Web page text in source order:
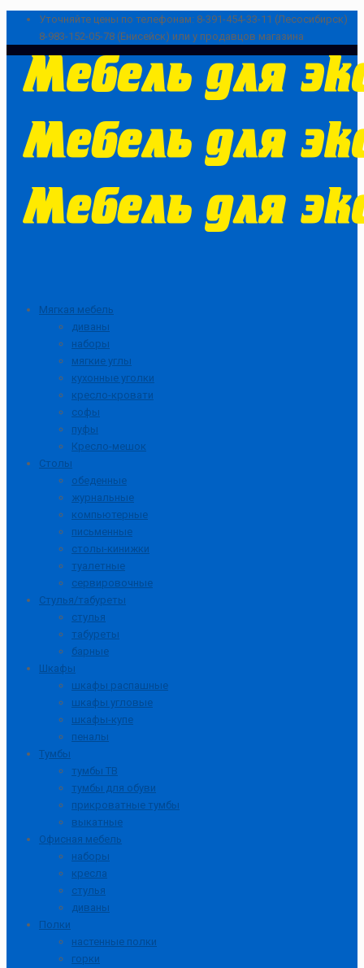
Уточняйте цены по телефонам: 8-391-454-33-11 (Лесосибирск)
8-983-152-05-78 (Енисейск) или у продавцов магазина
Мягкая мебель
диваны
наборы
мягкие углы
кухонные уголки
кресло-кровати
софы
пуфы
Кресло-мешок
Столы
обеденные
журнальные
компьютерные
письменные
столы-кинижки
туалетные
сервировочные
Стулья/табуреты
стулья
табуреты
барные
Шкафы
шкафы распашные
шкафы угловые
шкафы-купе
пеналы
Тумбы
тумбы ТВ
тумбы для обуви
прикроватные тумбы
выкатные
Офисная мебель
наборы
кресла
стулья
диваны
Полки
настенные полки
горки